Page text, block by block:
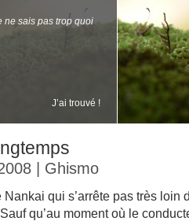
ne sais pas trop quoi
J’ai trouvé !
| Ghismo
qui s’arrête pas très loin
qu’au moment où le